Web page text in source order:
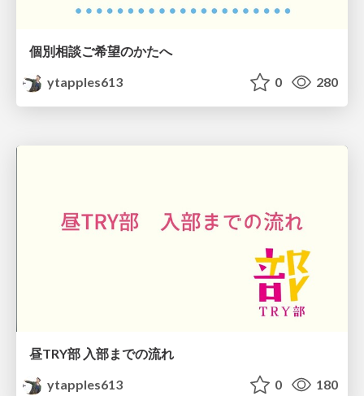
個別相談ご希望のかたへ
ytapples613
0 280
昼TRY部 入部までの流れ
ytapples613
0 180